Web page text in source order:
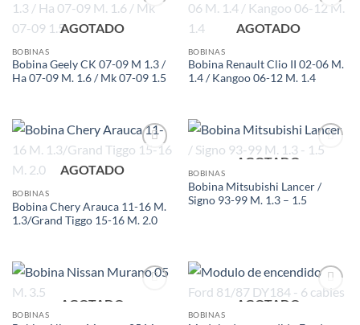
AGOTADO
BOBINAS
Bobina Geely CK 07-09 M 1.3 /
Ha 07-09 M. 1.6 / Mk 07-09 1.5
AGOTADO
BOBINAS
Bobina Renault Clio II 02-06 M.
1.4 / Kangoo 06-12 M. 1.4
AGOTADO
BOBINAS
Bobina Chery Arauca 11-16 M.
1.3/Grand Tiggo 15-16 M. 2.0
AGOTADO
BOBINAS
Bobina Mitsubishi Lancer /
Signo 93-99 M. 1.3 – 1.5
AGOTADO
BOBINAS
AGOTADO
BOBINAS